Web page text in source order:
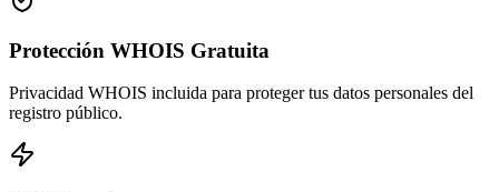
Protección WHOIS Gratuita
Privacidad WHOIS incluida para proteger tus datos personales del
registro público.